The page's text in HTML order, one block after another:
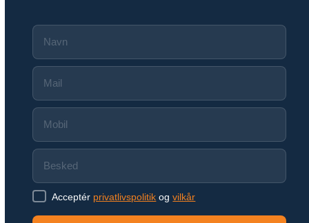
Acceptér privatlivspolitik ogvilkår